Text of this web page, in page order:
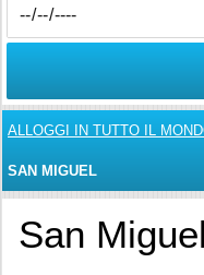
ALLOGGI IN TUTTO IL
SAN MIGUEL
San Miguel